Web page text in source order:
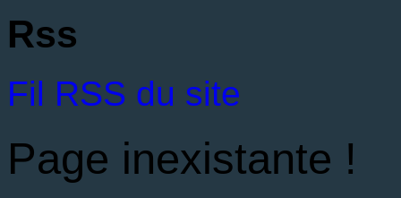
Rss
Fil RSS du site
Page inexistante !